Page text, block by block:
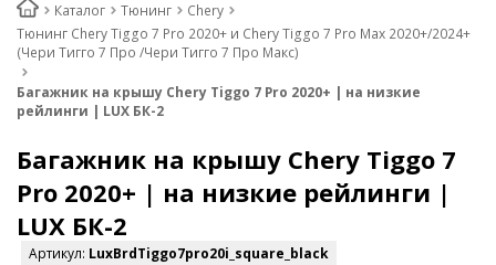
Каталог Тюнинг
Chery
Тюнинг Chery Tiggo 7 Pro 2020+ и Chery Tiggo 7 Pro Max 2020+/2024+
(Чери Тигго 7 Про /Чери Тигго 7 Про Макс)
Багажник на крышу Chery Tiggo 7 Pro 2020+ | на низкие
рейлинги | LUX БК-2
Багажник на крышу Chery Tiggo 7
Pro 2020+ | на низкие рейлинги |
LUX БК-2
Артикул: LuxBrdTiggo7pro20i_square_black